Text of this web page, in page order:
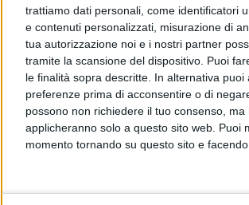
trattiamo dati personali, come identificatori
e contenuti personalizzati, misurazione di
tua autorizzazione noi e i nostri partner
tramite la scansione del dispositivo. Puoi
le finalità sopra descritte. In alternativa
preferenze prima di acconsentire o di
possono non richiedere il tuo consenso,
applicheranno solo a questo sito web. Puoi
momento tornando su questo sito e
per visitare il Mercatino della Solidarietà
con numerose realtà del terzo
i propri regali di Natale sostenendo chi
sociale e culturale.
è promosso da Associazione Borgo
e Assolocali.
2026